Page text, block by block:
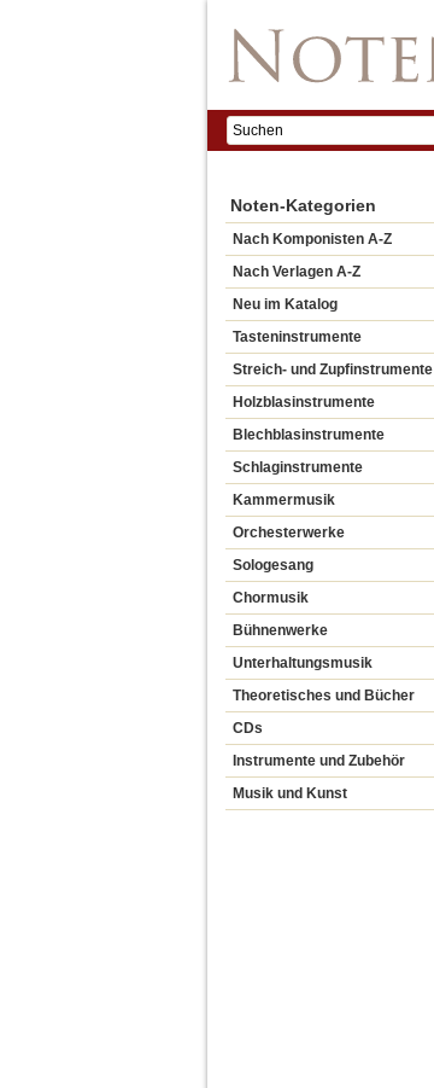
Noten-Kategorien
Nach Komponisten A-Z
Nach Verlagen A-Z
Neu im Katalog
Tasteninstrumente
Streich- und Zupfinstrumente
Holzblasinstrumente
Blechblasinstrumente
Schlaginstrumente
Kammermusik
Orchesterwerke
Sologesang
Chormusik
Bühnenwerke
Unterhaltungsmusik
Theoretisches und Bücher
CDs
Instrumente und Zubehör
Musik und Kunst